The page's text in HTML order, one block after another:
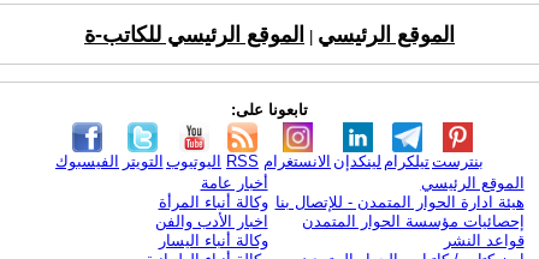
الموقع الرئيسي الموقع الرئيسي للكاتب-ة
تابعونا على:
الفيسبوك التويتر اليوتيوب RSS الانستغرام لينكدإن تيلكرامبنترست
الموقع الرئيسي
هيئة ادارة الحوار المتمدن - للإتصال بنا
إحصائيات مؤسسة الحوار المتمدن
قواعد النشر
أخبار عامة
وكالة أنباء المرأة
اخبار الأدب والفن
وكالة أنباء اليسار